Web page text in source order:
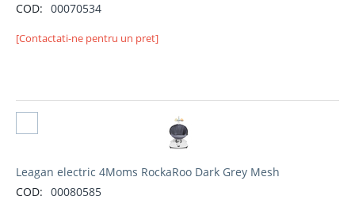
COD: 00070534
[Contactati-ne pentru un pret]
Leagan electric 4Moms RockaRoo Dark Grey Mesh
COD: 00080585